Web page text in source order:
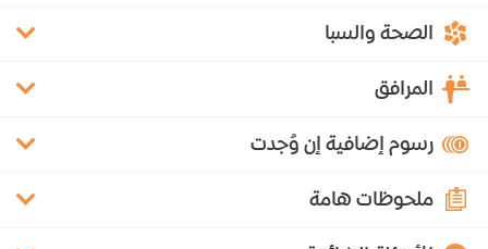
الصحة والسبا
المرافق
رسوم إضافية إن وُجدت
ملحوظات هامة